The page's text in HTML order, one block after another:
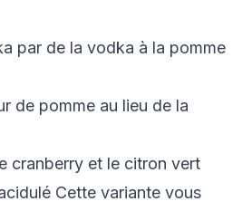
par de la vodka à la pomme
de pomme au lieu de la
cranberry et le citron vert
Cette variante vous